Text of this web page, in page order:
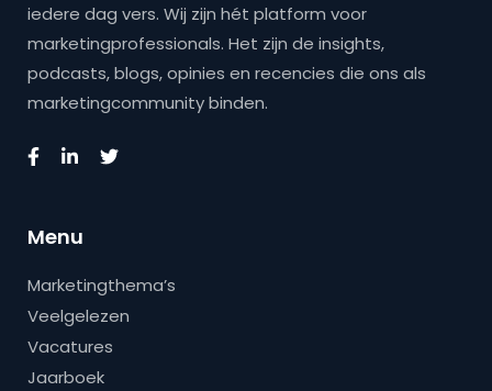
iedere dag vers. Wij zijn hét platform voor
marketingprofessionals. Het zijn de insights,
podcasts, blogs, opinies en recencies die ons als
marketingcommunity binden.
Menu
Marketingthema’s
Veelgelezen
Vacatures
Jaarboek